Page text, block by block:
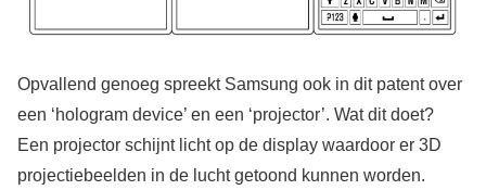
Opvallend genoeg spreekt Samsung ook in dit patent over
een ‘hologram device’ en een ‘projector’. Wat dit doet?
Een projector schijnt licht op de display waardoor er 3D
projectiebeelden in de lucht getoond kunnen worden.